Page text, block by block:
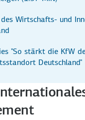
Wirtschafts- und
"So stärkt die KfW
Deutschland"